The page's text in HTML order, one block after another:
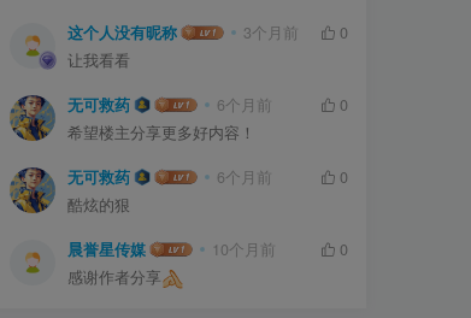
这个人没有昵称 3个月前
0
让我看看
无可救药 6个月前
0
希望楼主分享更多好内容！
无可救药 6个月前
0
酷炫的狠
晨誉星传媒 10个月前
0
感谢作者分享